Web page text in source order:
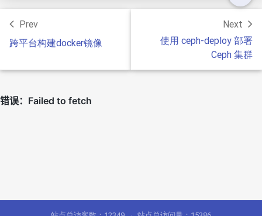
Prev
跨平台构建docker镜像
Next
使用 ceph-deploy 部署
Ceph 集群